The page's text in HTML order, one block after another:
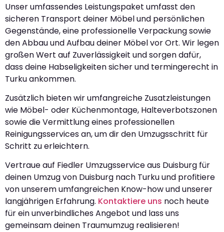
Unser umfassendes Leistungspaket umfasst den
sicheren Transport deiner Möbel und persönlichen
Gegenstände, eine professionelle Verpackung sowie
den Abbau und Aufbau deiner Möbel vor Ort. Wir legen
großen Wert auf Zuverlässigkeit und sorgen dafür,
dass deine Habseligkeiten sicher und termingerecht in
Turku ankommen.
Zusätzlich bieten wir umfangreiche Zusatzleistungen
wie Möbel- oder Küchenmontage, Halteverbotszonen
sowie die Vermittlung eines professionellen
Reinigungsservices an, um dir den Umzugsschritt für
Schritt zu erleichtern.
Vertraue auf Fiedler Umzugsservice aus Duisburg für
deinen Umzug von Duisburg nach Turku und profitiere
von unserem umfangreichen Know-how und unserer
langjährigen Erfahrung. Kontaktiere uns noch heute
für ein unverbindliches Angebot und lass uns
gemeinsam deinen Traumumzug realisieren!